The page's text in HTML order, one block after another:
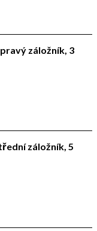
záložník, 3
záložník, 5